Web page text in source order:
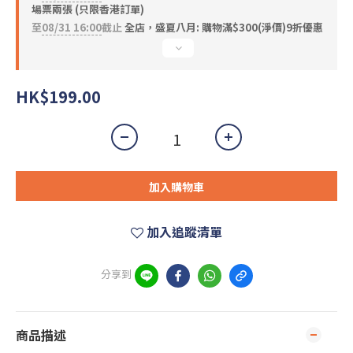
場票兩張 (只限香港訂單)
至08/31 16:00截止全店，盛夏八月: 購物滿$300(淨價)9折優惠
HK$199.00
加入購物車
加入追蹤清單
分享到
商品描述